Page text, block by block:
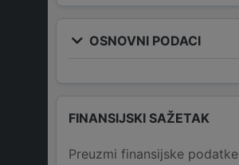
OSNOVNI PODACI
FINANSIJSKI SAŽETAK
Preuzmi finansijske podatke